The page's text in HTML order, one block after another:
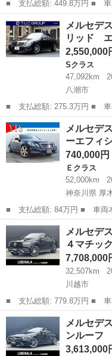
■ 支払総額: 449.8万円 ■ 車両本体価格： 4,417,000 円 ■ メーカ
ー名： メルセデス・ベン
名： Ｅ２２０ｄ スポーツ
フ エクス...
埼玉 川越市 Ｅクラス
メルセデ
リッド
2,550,000
Sクラス
47,092km
八潮市
■ 支払総額: 275.3万円 ■ 車両本体価格： 2,550,000 円 ■ メーカ
ー名： メルセデス・ベン
名： Ｓ４００ハイブリッド
レーダーセ...
埼玉 八潮市 Sクラス
メルセデ
ーエフィ
740,000円
Ｅクラス
52,000km
神奈川県 厚
■ 支払総額: 84万円 ■ 車両本体価格： 740,000 円 ■ メーカー
名： メルセデス・ベンツ
名： Ｅ２５０ ブルーエ
ドア枚数：...
神奈川 厚木市 Ｅクラス
メルセデ
４マチッ
7,708,000
32,507km
川越市
■ 支払総額: 779.8万円 ■ 車両本体価格： 7,708,000 円 ■ メーカ
ー名： メルセデス・ベン
名： ＧＬＥ４００ｄ ４マ
両 黒革シート...
埼玉 川越市 ベンツ
メルセデ
ンルーフ
3,613,000